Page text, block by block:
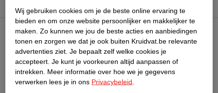
Kruidvat Club
Klantenservice
Wij gebruiken cookies om je de beste online ervaring te
bieden en om onze website persoonlijker en makkelijker te
maken. Zo kunnen we jou de beste acties en aanbiedingen
tonen en zorgen we dat je ook buiten Kruidvat.be relevante
advertenties ziet. Je bepaalt zelf welke cookies je
accepteert. Je kunt je voorkeuren altijd aanpassen of
intrekken.
Meer informatie over hoe we je gegevens
verwerken lees je in ons Privacybeleid